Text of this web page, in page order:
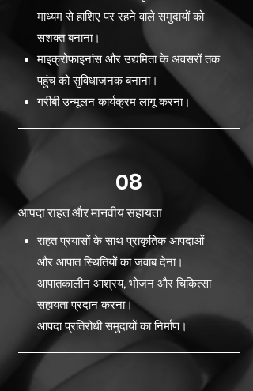
माध्यम से हाशिए पर रहने वाले समुदायों को
सशक्त बनाना।
माइक्रोफाइनांस और उद्यमिता के अवसरों तक
पहुंच को सुविधाजनक बनाना।
गरीबी उन्मूलन कार्यक्रम लागू करना।
08
आपदा राहत और मानवीय सहायता
राहत प्रयासों के साथ प्राकृतिक आपदाओं
और आपात स्थितियों का जवाब देना।
आपातकालीन आश्रय, भोजन और चिकित्सा
सहायता प्रदान करना।
आपदा प्रतिरोधी समुदायों का निर्माण।